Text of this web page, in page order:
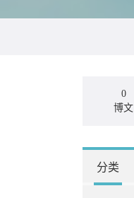
0
博文
分类